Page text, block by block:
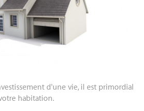
d'une vie, il est primordial
habitation.